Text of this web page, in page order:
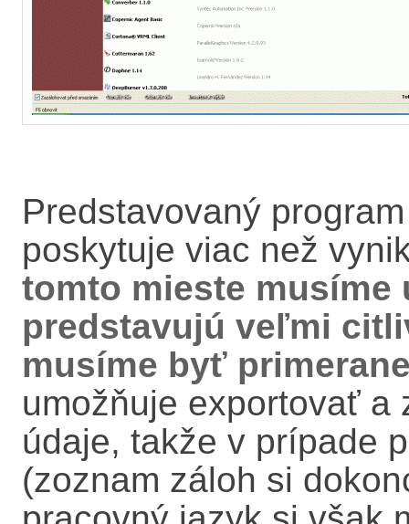
Predstavovaný
poskytuje viac než
tomto mieste
predstavujú veľmi
musíme byť
umožňuje exportovať a
údaje, takže v prípade
(zoznam záloh si